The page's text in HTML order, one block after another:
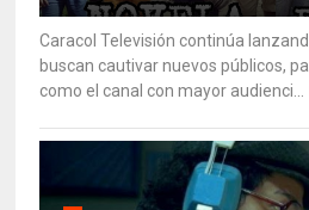
Caracol Televisión continúa
buscan cautivar nuevos públicos,
como el canal con mayor audienci...